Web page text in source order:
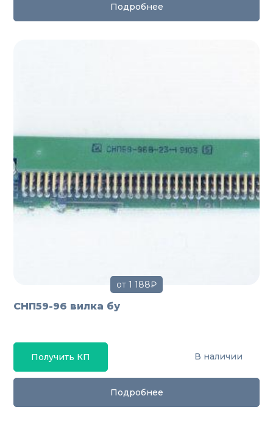
Подробнее
от 1 188₽
СНП59-96 вилка бу
Получить КП В наличии
Подробнее